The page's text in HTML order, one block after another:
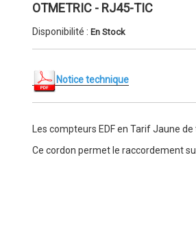
OTMETRIC - RJ45-TIC
Disponibilité : En Stock
Notice technique
Les compteurs EDF en Tarif Jaune
Ce cordon permet le raccordement